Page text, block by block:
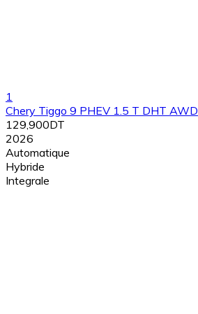
1
Chery Tiggo 9 PHEV 1.5 T DHT AWD
129,900DT
2026
Automatique
Hybride
Integrale